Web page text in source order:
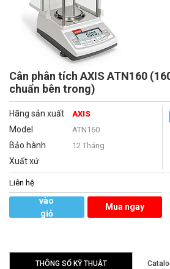
Cân phân tích AXIS ATN160
chuẩn bên trong)
Hãng sản xuất AXIS
Model ATN160
Bảo hành 12 Tháng
Xuất xứ
Liên hệ
vào
giỏ
Mua ngay
THÔNG SỐ KỸ THUẬT